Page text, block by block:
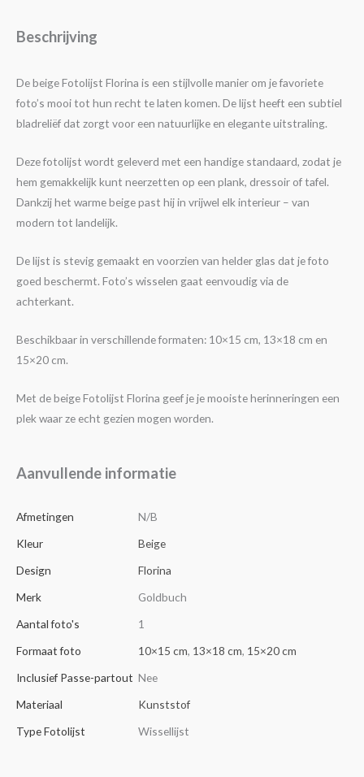
Beschrijving
De beige Fotolijst Florina is een stijlvolle manier om je favoriete
foto’s mooi tot hun recht te laten komen. De lijst heeft een subtiel
bladreliëf dat zorgt voor een natuurlijke en elegante uitstraling.
Deze fotolijst wordt geleverd met een handige standaard, zodat je
hem gemakkelijk kunt neerzetten op een plank, dressoir of tafel.
Dankzij het warme beige past hij in vrijwel elk interieur – van
modern tot landelijk.
De lijst is stevig gemaakt en voorzien van helder glas dat je foto
goed beschermt. Foto’s wisselen gaat eenvoudig via de
achterkant.
Beschikbaar in verschillende formaten: 10×15 cm, 13×18 cm en
15×20 cm.
Met de beige Fotolijst Florina geef je je mooiste herinneringen een
plek waar ze echt gezien mogen worden.
Aanvullende informatie
Afmetingen
N/B
Kleur
Beige
Design
Florina
Merk
Goldbuch
Aantal foto's
1
Formaat foto
10×15 cm, 13×18 cm, 15×20 cm
Inclusief Passe-partout Nee
Materiaal
Kunststof
Type Fotolijst
Wissellijst